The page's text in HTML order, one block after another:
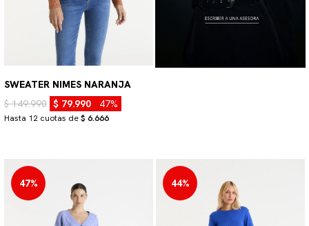
SWEATER NIMES NARANJA
$ 149.990 $ 79.990 47%
Hasta 12 cuotas de$ 6.666
47% 44%